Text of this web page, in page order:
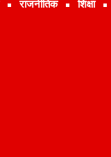
राजनीतिक शिक्षा